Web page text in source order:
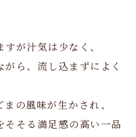
が汁気は少なく、
ら、流し込まずによく
の風味が生かされ、
そる満足感の高い一品